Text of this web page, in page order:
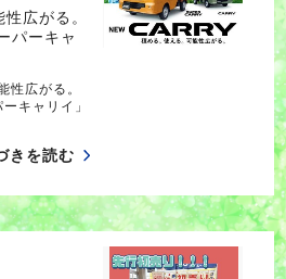
広がる。
パーキャ
広がる。
キャリイ」
きを読む